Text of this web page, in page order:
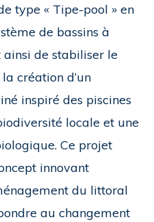
type « Tipe-pool » en
de bassins à
de stabiliser le
création d’un
inspiré des piscines
locale et une
Ce projet
innovant
du littoral
au changement